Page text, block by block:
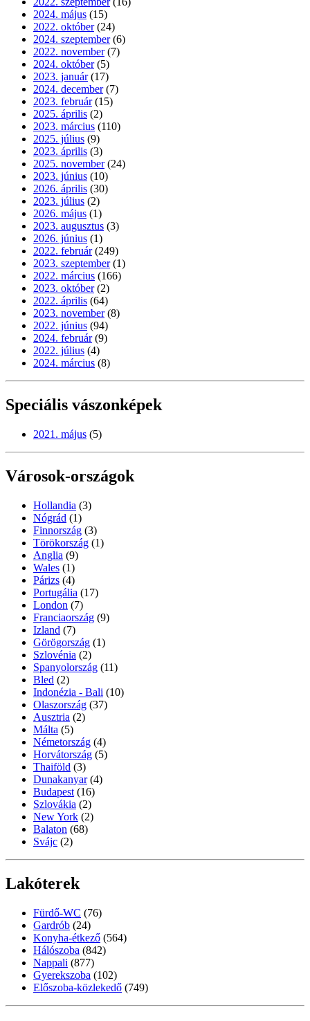
2024. május (15)
2022. október (24)
2024. szeptember (6)
2022. november (7)
2024. október (5)
2023. január (17)
2024. december (7)
2023. február (15)
2025. április (2)
2023. március (110)
2025. július (9)
2023. április (3)
2025. november (24)
2023. június (10)
2026. április (30)
2023. július (2)
2026. május (1)
2023. augusztus (3)
2026. június (1)
2022. február (249)
2023. szeptember (1)
2022. március (166)
2023. október (2)
2022. április (64)
2023. november (8)
2022. június (94)
2024. február (9)
2022. július (4)
2024. március (8)
Speciális vászonképek
2021. május (5)
Városok-országok
Hollandia (3)
Nógrád (1)
Finnország (3)
Törökország (1)
Anglia (9)
Wales (1)
Párizs (4)
Portugália (17)
London (7)
Franciaország (9)
Izland (7)
Görögország (1)
Szlovénia (2)
Spanyolország (11)
Bled (2)
Indonézia - Bali (10)
Olaszország (37)
Ausztria (2)
Málta (5)
Németország (4)
Horvátország (5)
Thaiföld (3)
Dunakanyar (4)
Budapest (16)
Szlovákia (2)
New York (2)
Balaton (68)
Svájc (2)
Lakóterek
Fürdő-WC (76)
Gardrób (24)
Konyha-étkező (564)
Hálószoba (842)
Nappali (877)
Gyerekszoba (102)
Előszoba-közlekedő (749)